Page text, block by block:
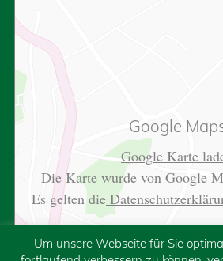
Google
Google Karte
Die Karte wurde von Google
Es gelten die
Um unsere Webseite für Sie